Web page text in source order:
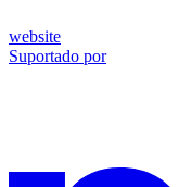
website
Suportado por